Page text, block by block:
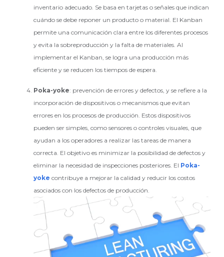
inventario adecuado. Se basa en tarjetas o señales que indican
cuándo se debe reponer un producto o material. El Kanban
permite una comunicación clara entre los diferentes procesos
y evita la sobreproducción y la falta de materiales. Al
implementar el Kanban, se logra una producción más
eficiente y se reducen los tiempos de espera.
Poka-yoke: prevención de errores y defectos, y se refiere a la
incorporación de dispositivos o mecanismos que evitan
errores en los procesos de producción. Estos dispositivos
pueden ser simples, como sensores o controles visuales, que
ayudan a los operadores a realizar las tareas de manera
correcta. El objetivo es minimizar la posibilidad de defectos y
eliminar la necesidad de inspecciones posteriores. El Poka-
yoke contribuye a mejorar la calidad y reducir los costos
asociados con los defectos de producción.